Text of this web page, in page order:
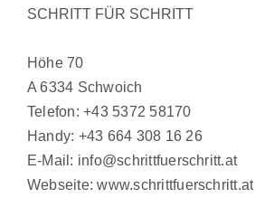
SCHRITT FÜR SCHRITT
Höhe 70
A 6334 Schwoich
Telefon:+43 5372 58170
Handy: +43 664 308 16 26
E-Mail: info@schrittfuerschritt.at
Webseite:www.schrittfuerschritt.at